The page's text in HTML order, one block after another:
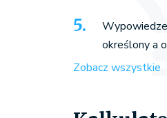
określony a
Zobacz wszystkie